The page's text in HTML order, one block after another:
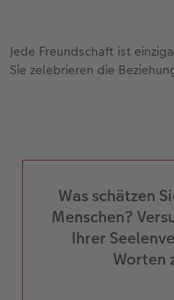
Jede Freundschaft ist
Sie zelebrieren die
Was schätzen
Menschen?
Ihrer
Worten